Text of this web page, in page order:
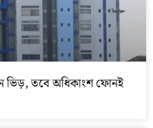
ভিড়, তবে অধিকাংশ ফোনই